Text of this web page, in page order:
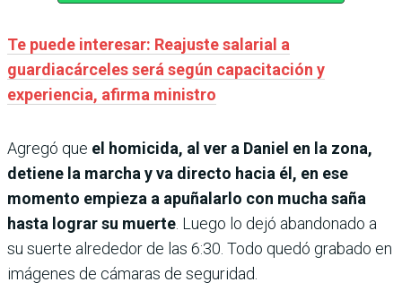
Te puede interesar: Reajuste salarial a
guardiacárceles será según capacitación y
experiencia, afirma ministro
Agregó que el homicida, al ver a Daniel en la zona,
detiene la marcha y va directo hacia él, en ese
momento empieza a apuñalarlo con mucha saña
hasta lograr su muerte . Luego lo dejó abandonado a
su suerte alrededor de las 6:30. Todo quedó grabado en
imágenes de cámaras de seguridad.